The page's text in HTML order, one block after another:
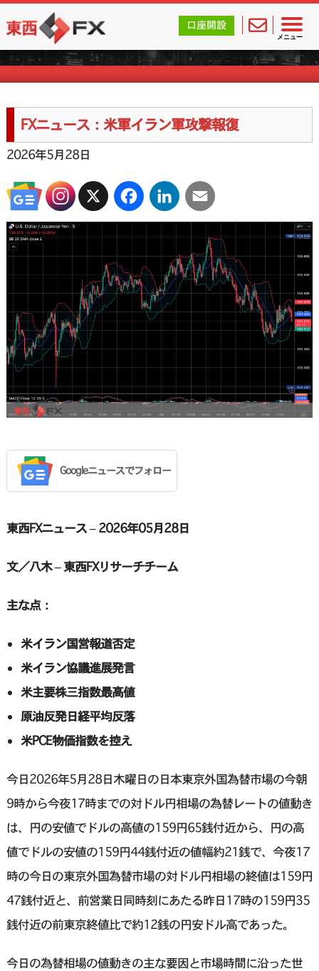
メニュー
東西FX｜海外FX会社（ブローカー）の無料口座開設サポ
口座開設
FXニュース一覧
FXニュース：米軍イラン軍攻撃報復
2026年5月28日
X FacebookLinkedInEmail
Googleニュースでフォロー
東西FXニュース – 2026年05月28日
文／八木 – 東西FXリサーチチーム
主な点：
米イラン国営報道否定
米イラン協議進展発言
米主要株三指数最高値
原油反発日経平均反落
米PCE物価指数を控え
今日2026年5月28日木曜日の日本東京外国為替市場の今朝
9時から今夜17時までの対ドル円相場の為替レートの値動き
は、円の安値でドルの高値の159円65銭付近から、円の高
値でドルの安値の159円44銭付近の値幅約21銭で、今夜17
時の今日の東京外国為替市場の対ドル円相場の終値は159円
47銭付近と、前営業日同時刻にあたる昨日17時の159円35
銭付近の前東京終値比で約12銭の円安ドル高であった。
今日の為替相場の値動きの主な要因と市場時間に沿った世